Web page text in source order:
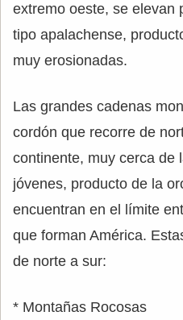
extremo oeste, se elevan
tipo apalachense,
muy erosionadas.
Las grandes cadenas
cordón que recorre de
continente, muy cerca de
jóvenes, producto de la
encuentran en el límite
que forman América.
de norte a sur:
* Montañas Rocosas